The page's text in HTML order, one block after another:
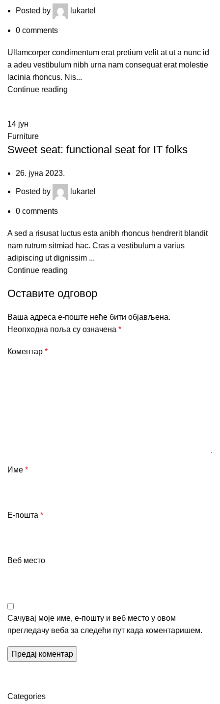
Posted by lukartel
0 comments
Ullamcorper condimentum erat pretium velit at ut a nunc id
a adeu vestibulum nibh urna nam consequat erat molestie
lacinia rhoncus. Nis...
Continue reading
14 јун
Furniture
Sweet seat: functional seat for IT folks
26. јуна 2023.
Posted by lukartel
0 comments
A sed a risusat luctus esta anibh rhoncus hendrerit blandit
nam rutrum sitmiad hac. Cras a vestibulum a varius
adipiscing ut dignissim ...
Continue reading
Оставите одговор
Ваша адреса е-поште неће бити објављена.
Неопходна поља су означена *
Коментар *
Име *
Е-пошта *
Веб место
Сачувај моје име, е-пошту и веб место у овом
прегледачу веба за следећи пут када коментаришем.
Categories